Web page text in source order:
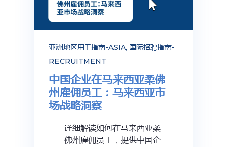
亚洲地区用工指南-ASIA, 国际招聘指南-
RECRUITMENT
中国企业在马来西亚柔佛
州雇佣员工：马来西亚市
场战略洞察
详细解读如何在马来西亚柔
佛州雇佣员工，提供中国企